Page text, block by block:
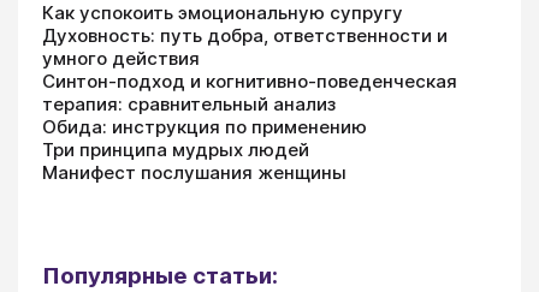
Как успокоить эмоциональную супругу
Духовность: путь добра, ответственности и
умного действия
Синтон-подход и когнитивно-поведенческая
терапия: сравнительный анализ
Обида: инструкция по применению
Три принципа мудрых людей
Манифест послушания женщины
Популярные статьи: